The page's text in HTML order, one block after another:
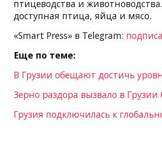
птицеводства и
доступная птица, яйца и мясо.
«Smart Press» в Telegram:
Еще по теме:
В Грузии обещают достичь
Зерно раздора вызвало в
Грузия подключилась к